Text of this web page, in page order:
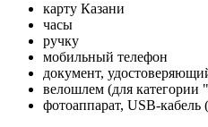
карту Казани
часы
ручку
мобильный телефон
документ,
велошлем (для
фотоаппарат, USB-кабель